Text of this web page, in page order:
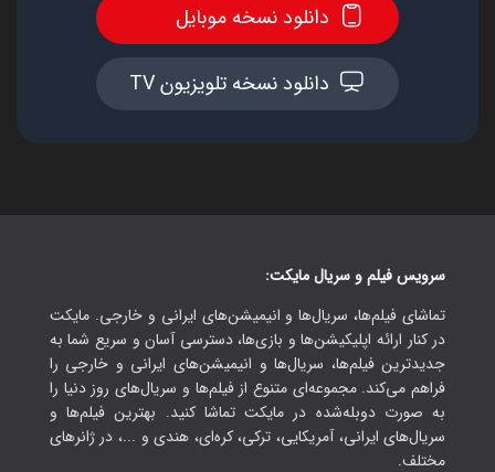
دانلود نسخه موبایل
دانلود نسخه تلویزیون TV
سرویس فیلم و سریال مایکت:
تماشای فیلم‌ها، سریال‌ها و انیمیشن‌های ایرانی و خارجی. مایکت
در کنار ارائه اپلیکیشن‌ها و بازی‌ها، دسترسی آسان و سریع شما به
جدیدترین فیلم‌ها، سریال‌ها و انیمیشن‌های ایرانی و خارجی را
فراهم می‌کند. مجموعه‌ای متنوع از فیلم‌ها و سریال‌های روز دنیا را
به صورت دوبله‌شده در مایکت تماشا کنید. بهترین فیلم‌ها و
سریال‌های ایرانی، آمریکایی، ترکی، کره‌ای، هندی و ...، در ژانرهای
مختلف.